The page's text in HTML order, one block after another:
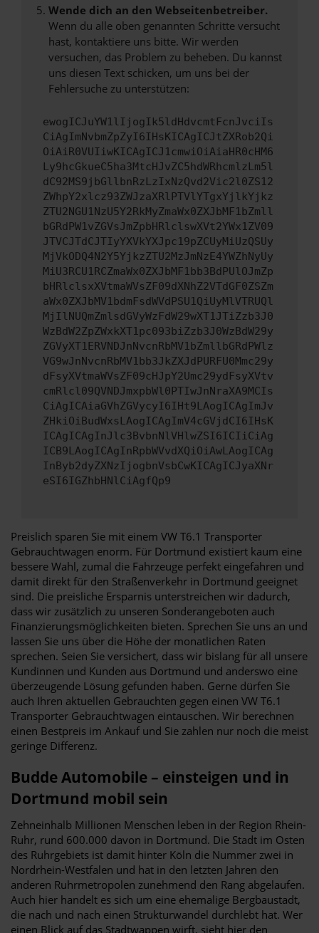
Wende dich an den Webseitenbetreiber.
Wenn du alle oben genannten Schritte versucht
hast, kontaktiere uns bitte. Wir werden
versuchen, das Problem zu beheben. Du kannst
uns diesen Text schicken, um uns bei der
Fehlersuche zu unterstützen:
ewogICJuYW1lIjogIk5ldHdvcmtFcnJvciIs
CiAgImNvbmZpZyI6IHsKICAgICJtZXRob2Qi
OiAiR0VUIiwKICAgICJ1cmwiOiAiaHR0cHM6
Ly9hcGkueC5ha3MtcHJvZC5hdWRhcmlzLm5l
dC92MS9jbGllbnRzLzIxNzQvd2Vic2l0ZS12
ZWhpY2xlcz93ZWJzaXRlPTVlYTgxYjlkYjkz
ZTU2NGU1NzU5Y2RkMyZmaWx0ZXJbMF1bZmll
bGRdPW1vZGVsJmZpbHRlclswXVt2YWx1ZV09
JTVCJTdCJTIyYXVkYXJpc19pZCUyMiUzQSUy
MjVkODQ4N2Y5YjkzZTU2MzJmNzE4YWZhNyUy
MiU3RCU1RCZmaWx0ZXJbMF1bb3BdPUlOJmZp
bHRlclsxXVtmaWVsZF09dXNhZ2VTdGF0ZSZm
aWx0ZXJbMV1bdmFsdWVdPSU1QiUyMlVTRUQl
MjIlNUQmZmlsdGVyWzFdW29wXT1JTiZzb3J0
WzBdW2ZpZWxkXT1pc093biZzb3J0WzBdW29y
ZGVyXT1ERVNDJnNvcnRbMV1bZmllbGRdPWlz
VG9wJnNvcnRbMV1bb3JkZXJdPURFU0Mmc29y
dFsyXVtmaWVsZF09cHJpY2Umc29ydFsyXVtv
cmRlcl09QVNDJmxpbWl0PTIwJnNraXA9MCIs
CiAgICAiaGVhZGVycyI6IHt9LAogICAgImJv
ZHkiOiBudWxsLAogICAgImV4cGVjdCI6IHsK
ICAgICAgInJlc3BvbnNlVHlwZSI6ICIiCiAg
ICB9LAogICAgInRpbWVvdXQiOiAwLAogICAg
InByb2dyZXNzIjogbnVsbCwKICAgICJyaXNr
eSI6IGZhbHNlCiAgfQp9
Preislich sparen Sie mit einem VW T6.1 Transporter
Gebrauchtwagen enorm. Für Dortmund existiert kaum eine
bessere Wahl, zumal die Fahrzeuge perfekt eingefahren und
damit direkt für den Straßenverkehr in Dortmund geeignet
sind. Die preisliche Ersparnis unterstreichen wir dadurch,
dass wir zusätzlich zu unseren Sonderangeboten auch
Finanzierungsmöglichkeiten bieten. Sprechen Sie uns an und
lassen Sie uns über die Höhe der monatlichen Raten
sprechen. Seien Sie versichert, dass wir bislang für all unsere
Kundinnen und Kunden aus Dortmund und anderswo eine
überzeugende Lösung gefunden haben. Gerne dürfen Sie
auch Ihren aktuellen Gebrauchten gegen einen VW T6.1
Transporter Gebrauchtwagen eintauschen. Wir berechnen
einen Bestpreis im Ankauf und Sie zahlen nur noch die meist
geringe Differenz.
Budde Automobile – einsteigen und in
Dortmund mobil sein
Zehneinhalb Millionen Menschen leben in der Region Rhein-
Ruhr, rund 600.000 davon in Dortmund. Die Stadt im Osten
des Ruhrgebiets ist damit hinter Köln die Nummer zwei in
Nordrhein-Westfalen und hat in den letzten Jahren den
anderen Ruhrmetropolen zunehmend den Rang abgelaufen.
Auch hier handelt es sich um eine ehemalige Bergbaustadt,
die nach und nach einen Strukturwandel durchlebt hat. Wer
einen Blick auf das Stadtwappen wirft, sieht hier den